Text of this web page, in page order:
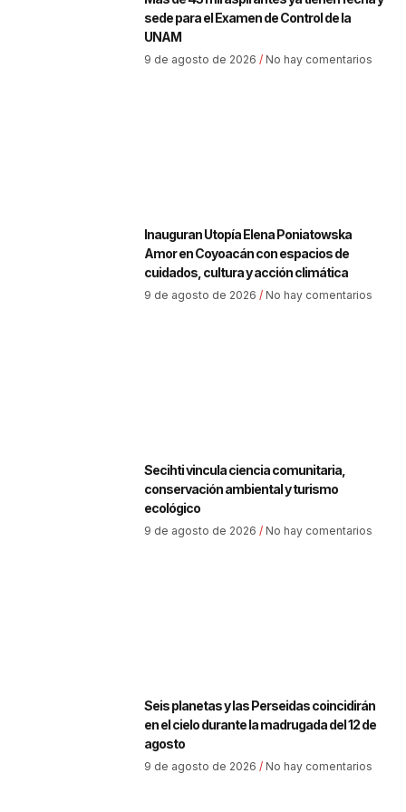
sede para el Examen de Control de la
UNAM
9 de agosto de 2026 No hay comentarios
Inauguran Utopía Elena Poniatowska
Amor en Coyoacán con espacios de
cuidados, cultura y acción climática
9 de agosto de 2026 No hay comentarios
Secihti vincula ciencia comunitaria,
conservación ambiental y turismo
ecológico
9 de agosto de 2026 No hay comentarios
Seis planetas y las Perseidas coincidirán
en el cielo durante la madrugada del 12 de
agosto
9 de agosto de 2026 No hay comentarios